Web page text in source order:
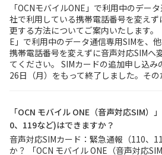
「OCNモバイルONE」で利用中のデー
社で利用している携帯電話番号を変えず
更する方法についてご案内いたします。
E」で利用中のデータ通信専用SIMを、
携帯電話番号を変えずに音声対応SIMへ
てください。 SIMカードの追加申し込み
26日（月）をもって終了しました。その
「OCN モバイル ONE（音声対応SIM）
0、119など)はできますか？
音声対応SIMカード：緊急通報（110、
か？ 「OCN モバイル ONE（音声対応